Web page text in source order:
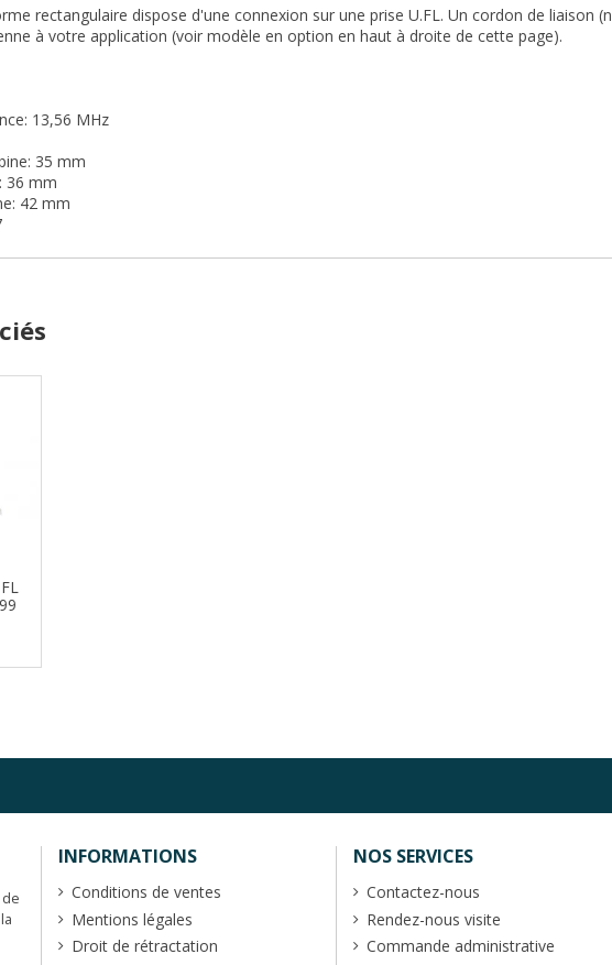
rectangulaire dispose d'une connexion sur une prise U.FL. Un cordon de liaison
à votre application (voir modèle en option en haut à droite de cette page).
13,56 MHz
35 mm
36 mm
42 mm
INFORMATIONS
Conditions de ventes
Mentions légales
Droit de rétractation
NOS SERVICES
Contactez-nous
Rendez-nous visite
Commande administrative